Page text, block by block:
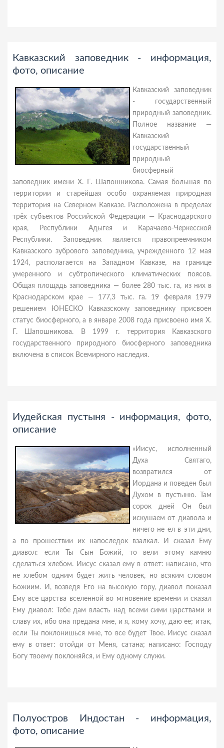
Кавказский заповедник - информация,
фото, описание
Кавказский заповедник
- государственный
природный заповедник.
Полное название —
Кавказский
государственный
природный
биосферный
заповедник имени Х. Г. Шапошникова. Самая большая по
территории и старейшая особо охраняемая природная
территория на Северном Кавказе. Расположена в пределах
трёх субъектов Российской Федерации — Краснодарского
края, Республики Адыгея и Карачаево-Черкесской
Республики. Заповедник является правопреемником
Кавказского зубрового заповедника, учрежденного 12 мая
1924, располагается на Западном Кавказе, на границе
умеренного и субтропического климатических поясов.
Общая площадь заповедника — более 280 тыс. га, из них в
Краснодарском крае — 177,3 тыс. га. 19 февраля 1979
решением ЮНЕСКО Кавказскому заповеднику присвоен
статус биосферного, а в январе 2008 года присвоено имя Х.
Г. Шапошникова. В 1999 г. территория Кавказского
государственного природного биосферного заповедника
включена в список Всемирного наследия.
Иудейская пустыня - информация, фото,
описание
«Иисус, исполненный
Духа Святаго,
возвратился от
Иордана и поведен был
Духом в пустыню. Там
сорок дней Он был
искушаем от диавола и
ничего не ел в эти дни,
а по прошествии их напоследок взалкал. И сказал Ему
диавол: если Ты Сын Божий, то вели этому камню
сделаться хлебом. Иисус сказал ему в ответ: написано, что
не хлебом одним будет жить человек, но всяким словом
Божиим. И, возведя Его на высокую гору, диавол показал
Ему все царства вселенной во мгновение времени и сказал
Ему диавол: Тебе дам власть над всеми сими царствами и
славу их, ибо она предана мне, и я, кому хочу, даю ее; итак,
если Ты поклонишься мне, то все будет Твое. Иисус сказал
ему в ответ: отойди от Меня, сатана; написано: Господу
Богу твоему поклоняйся, и Ему одному служи.
Полуостров Индостан - информация,
фото, описание